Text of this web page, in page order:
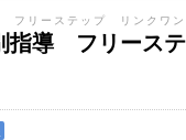
フリーステップ リンク
指導 フリース